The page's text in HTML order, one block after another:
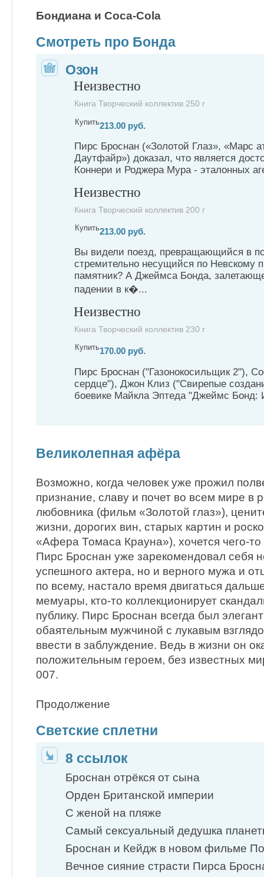
Бондиана и Coca-Cola
Смотреть про Бонда
Озон
Неизвестно
Книга Творческий коллектив 250 г
Купить213.00 руб.
Пирс Броснан («Золотой Глаз», «Марс
Даутфайр») доказал, что является
Коннери и Роджера Мура - эталонных
Неизвестно
Книга Творческий коллектив 200 г
Купить213.00 руб.
Вы видели поезд, превращающийся в
стремительно несущийся по Невскому
памятник? А Джеймса Бонда,
падении в к�...
Неизвестно
Книга Творческий коллектив 230 г
Купить170.00 руб.
Пирс Броснан ("Газонокосильщик 2"),
сердце"), Джон Клиз ("Свирепые
боевике Майкла Эптеда "Джеймс Бонд:
Великолепная афёра
Возможно, когда человек уже прожил
признание, славу и почет во всем мире в
любовника (фильм «Золотой глаз»),
жизни, дорогих вин, старых картин и
«Афера Томаса Крауна»), хочется чего-
Пирс Броснан уже зарекомендовал себя
успешного актера, но и верного мужа и
по всему, настало время двигаться
мемуары, кто-то коллекционирует
публику. Пирс Броснан всегда был
обаятельным мужчиной с лукавым
ввести в заблуждение. Ведь в жизни он
положительным героем, без известных
007.
Продолжение
Светские сплетни
8 ссылок
Броснан отрёкся от сына
Орден Британской империи
С женой на пляже
Самый сексуальный дедушка
Броснан и Кейдж в новом фильме
Вечное сияние страсти Пирса